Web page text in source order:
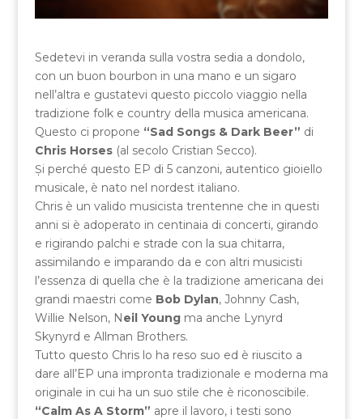
Sedetevi in veranda sulla vostra sedia a dondolo,
con un buon bourbon in una mano e un sigaro
nell’altra e gustatevi questo piccolo viaggio nella
tradizione folk e country della musica americana.
Questo ci propone “Sad Songs & Dark Beer” di
Chris Horses(al secolo Cristian Secco).
Și perché questo EP di 5 canzoni, autentico gioiello
musicale, è nato nel nordest italiano.
Chris è un valido musicista trentenne che in questi
anni si è adoperato in centinaia di concerti, girando
e rigirando palchi e strade con la sua chitarra,
assimilando e imparando da e con altri musicisti
l’essenza di quella che è la tradizione americana dei
grandi maestri come Bob Dylan, Johnny Cash,
Willie Nelson, Neil Youngma anche Lynyrd
Skynyrd e Allman Brothers.
Tutto questo Chris lo ha reso suo ed è riuscito a
dare all’EP una impronta tradizionale e moderna ma
originale in cui ha un suo stile che è riconoscibile.
“Calm As A Storm” apre il lavoro, i testi sono